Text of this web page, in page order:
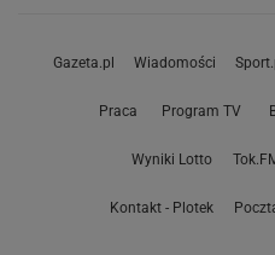
Gazeta.pl Wiadomości
Praca Program TV
Wyniki Lotto
Kontakt - Plotek